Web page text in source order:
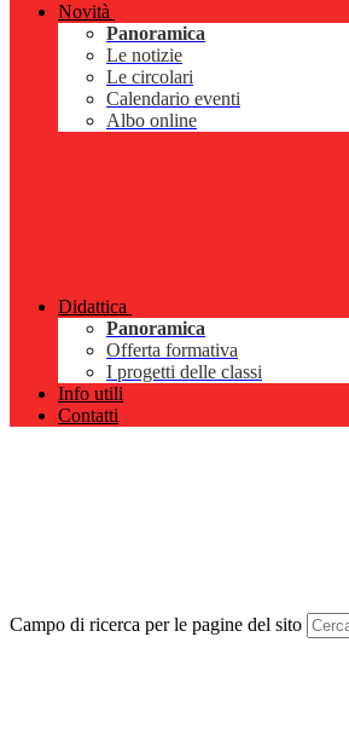
Novità
Panoramica
Le notizie
Le circolari
Calendario eventi
Albo online
Didattica
Panoramica
Offerta formativa
I progetti delle classi
Info utili
Contatti
Campo di ricerca per le pagine del sito